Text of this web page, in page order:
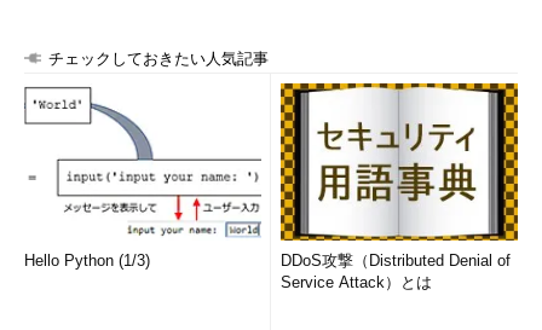
チェックしておきたい人気記事
Hello Python (1/3)
DDoS攻撃（Distributed Denial of
Service Attack）とは